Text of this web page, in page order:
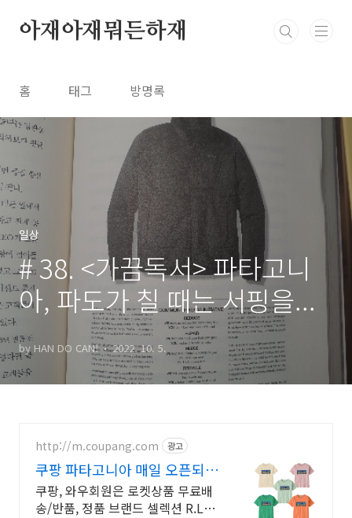
아재아재뭐든하재
홈 태그 방명록
일상
# 38. <가끔독서> 파타고니
아, 파도가 칠 때는 서핑을...
by HAN DO CAN! 2022. 10. 5.
http://m.coupang.com 광고
쿠팡 파타고니아 매일 오픈되는
와우회원 특가
쿠팡, 와우회원은 로켓상품 무료배
송/반품, 정품 브랜드 셀렉션 R.LUX